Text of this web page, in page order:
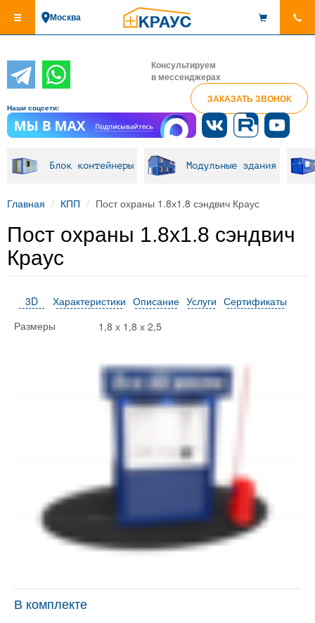
основному
Москва
Консультируем
в мессенджерах
ЗАКАЗАТЬ ЗВОНОК
Наши соцсети:
Блок контейнеры Модульные здания
Главная КПП Пост охраны 1.8х1.8 сэндвич Краус
Пост охраны 1.8х1.8 сэндвич
Краус
3D Характеристики Описание Услуги Сертификаты
Размеры 1,8 х 1,8 х 2,5
В комплекте